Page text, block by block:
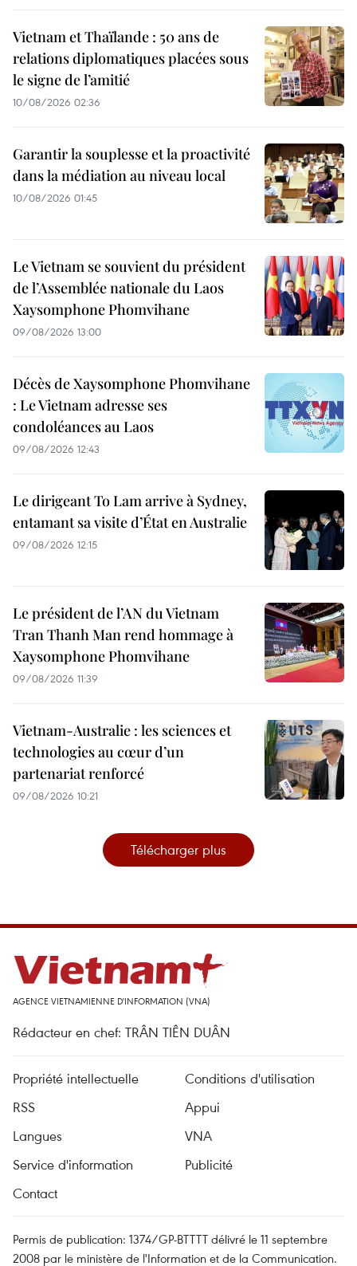
Vietnam et Thaïlande : 50 ans de
relations diplomatiques placées sous
le signe de l’amitié
10/08/2026 02:36
Garantir la souplesse et la proactivité
dans la médiation au niveau local
10/08/2026 01:45
Le Vietnam se souvient du président
de l’Assemblée nationale du Laos
Xaysomphone Phomvihane
09/08/2026 13:00
Décès de Xaysomphone Phomvihane
: Le Vietnam adresse ses
condoléances au Laos
09/08/2026 12:43
Le dirigeant To Lam arrive à Sydney,
entamant sa visite d’État en Australie
09/08/2026 12:15
Le président de l’AN du Vietnam
Tran Thanh Man rend hommage à
Xaysomphone Phomvihane
09/08/2026 11:39
Vietnam-Australie : les sciences et
technologies au cœur d’un
partenariat renforcé
09/08/2026 10:21
Télécharger plus
AGENCE VIETNAMIENNE D'INFORMATION (VNA)
Rédacteur en chef: TRÂN TIÊN DUÂN
Propriété intellectuelle
Conditions d'utilisation
RSS
Appui
Langues
VNA
Service d'information
Publicité
Contact
Permis de publication: 1374/GP-BTTTT délivré le 11 septembre
2008 par le ministère de l'Information et de la Communication.